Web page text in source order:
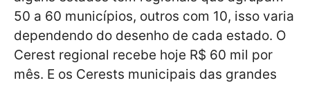
50 a 60 municípios, outros com 10, isso varia
dependendo do desenho de cada estado. O
Cerest regional recebe hoje R$ 60 mil por
mês. E os Cerests municipais das grandes